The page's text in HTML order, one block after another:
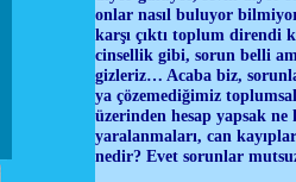
onlar nasıl buluyor
karşı çıktı toplum direndi
cinsellik gibi, sorun belli
gizleriz… Acaba biz,
ya çözemediğimiz
üzerinden hesap yapsak
yaralanmaları, can
nedir? Evet sorunlar